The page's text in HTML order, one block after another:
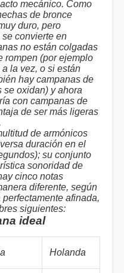
mecánico. Como
de bronce
duro, pero
convierte en
no están colgadas
rompen (por ejemplo
la vez, o si están
hay campanas de
se oxidan) y ahora
con campanas de
de ser más ligeras
de armónicos
duración en el
su conjunto
sonoridad de
cinco notas
diferente, según
afinada,
siguientes:
ideal
Holanda